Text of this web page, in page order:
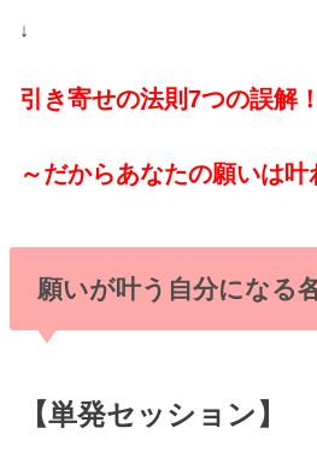
↓
引き寄せの法則7つの誤解！
～だからあなたの願いは叶
願いが叶う自分になる
【単発セッション】